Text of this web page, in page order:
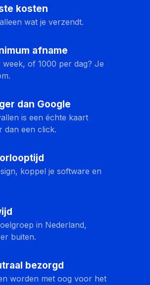
kosten
wat je verzendt.
afname
week, of 1000 per dag? Je
dan Google
is een échte kaart
dan een click.
koppel je software en
in Nederland,
buiten.
bezorgd
worden met oog voor het